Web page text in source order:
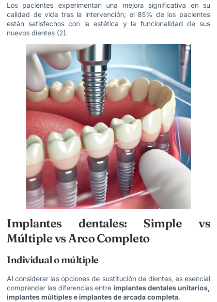
Los pacientes experimentan una mejora significativa en su
calidad de vida tras la intervención; el 85% de los pacientes
están satisfechos con la estética y la funcionalidad de sus
nuevos dientes (2).
Implantes dentales: Simple vs
Múltiple vs Arco Completo
Individual o múltiple
Al considerar las opciones de sustitución de dientes, es esencial
comprender las diferencias entre implantes dentales unitarios,
implantes múltiples e implantes de arcada completa.